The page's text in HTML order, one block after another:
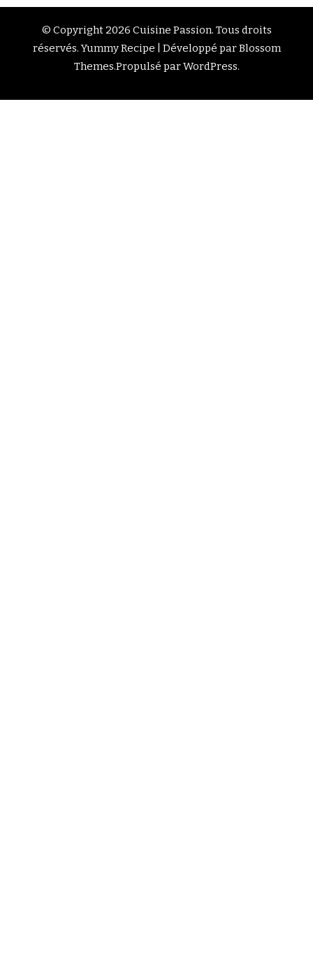
© Copyright 2026 Cuisine Passion. Tous droits
réservés.Yummy Recipe | Développé parBlossom
Themes.Propulsé parWordPress.